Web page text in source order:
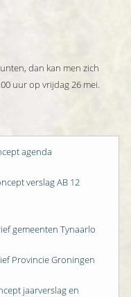
dan kan men zich
uur op vrijdag 26 mei.
agenda
verslag AB 12
gemeenten Tynaarlo
Provincie Groningen
jaarverslag en